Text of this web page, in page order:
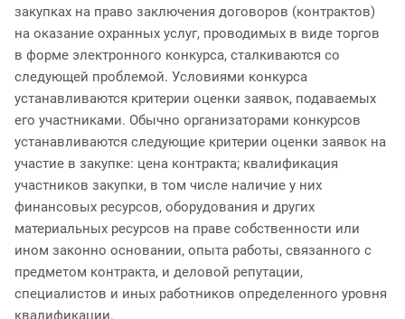
закупках на право заключения договоров (контрактов)
на оказание охранных услуг, проводимых в виде торгов
в форме электронного конкурса, сталкиваются со
следующей проблемой. Условиями конкурса
устанавливаются критерии оценки заявок, подаваемых
его участниками. Обычно организаторами конкурсов
устанавливаются следующие критерии оценки заявок на
участие в закупке: цена контракта; квалификация
участников закупки, в том числе наличие у них
финансовых ресурсов, оборудования и других
материальных ресурсов на праве собственности или
ином законно основании, опыта работы, связанного с
предметом контракта, и деловой репутации,
специалистов и иных работников определенного уровня
квалификации.